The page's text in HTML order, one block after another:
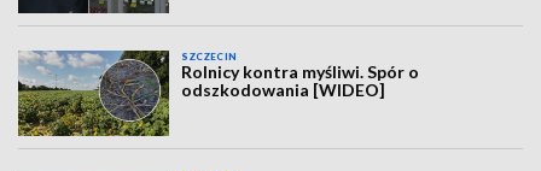
SZCZECIN
Rolnicy kontra myśliwi. Spór o
odszkodowania [WIDEO]